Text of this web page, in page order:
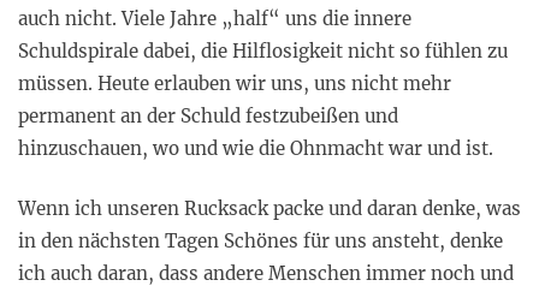
auch nicht. Viele Jahre „half“ uns die innere
Schuldspirale dabei, die Hilflosigkeit nicht so fühlen zu
müssen. Heute erlauben wir uns, uns nicht mehr
permanent an der Schuld festzubeißen und
hinzuschauen, wo und wie die Ohnmacht war und ist.
Wenn ich unseren Rucksack packe und daran denke, was
in den nächsten Tagen Schönes für uns ansteht, denke
ich auch daran, dass andere Menschen immer noch und